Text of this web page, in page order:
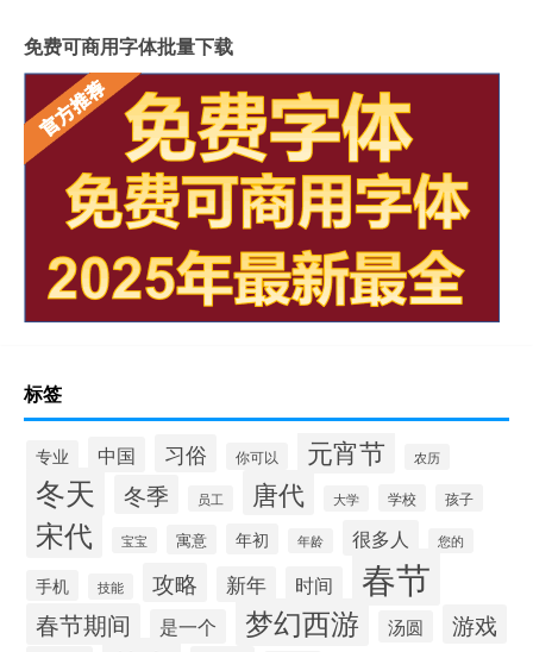
免费可商用字体批量下载
标签
专业 中国 习俗 你可以 元宵节 农历
冬天 冬季 员工 唐代 大学 学校 孩子
宋代 宝宝 寓意 年初 年龄 很多人 您的
手机 技能 攻略 新年 时间 春节
春节期间 是一个 梦幻西游 汤圆 游戏